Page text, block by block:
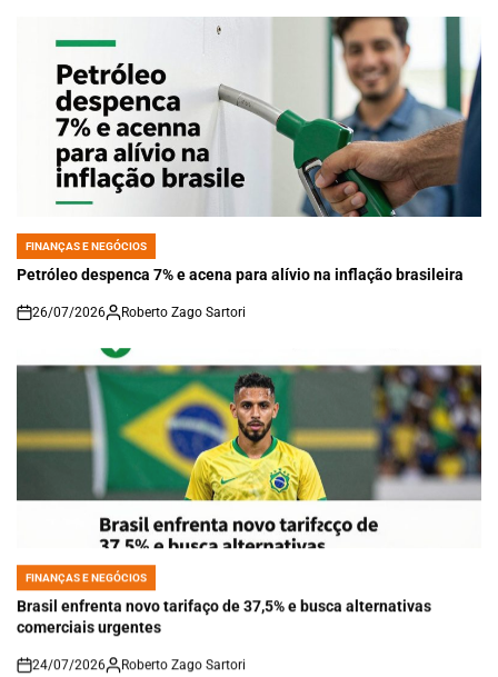
POSTED
IN
FINANÇAS E NEGÓCIOS
Petróleo despenca 7% e acena para alívio na inflação brasileira
on
26/07/2026 Roberto Zago Sartori
POSTED
IN
FINANÇAS E NEGÓCIOS
Brasil enfrenta novo tarifaço de 37,5% e busca alternativas
comerciais urgentes
on
24/07/2026 Roberto Zago Sartori